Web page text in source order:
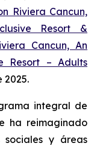
Riviera Cancun,
Resort &
Cancun, An
Resort – Adults
2025.
integral de
ha reimaginado
sociales y áreas